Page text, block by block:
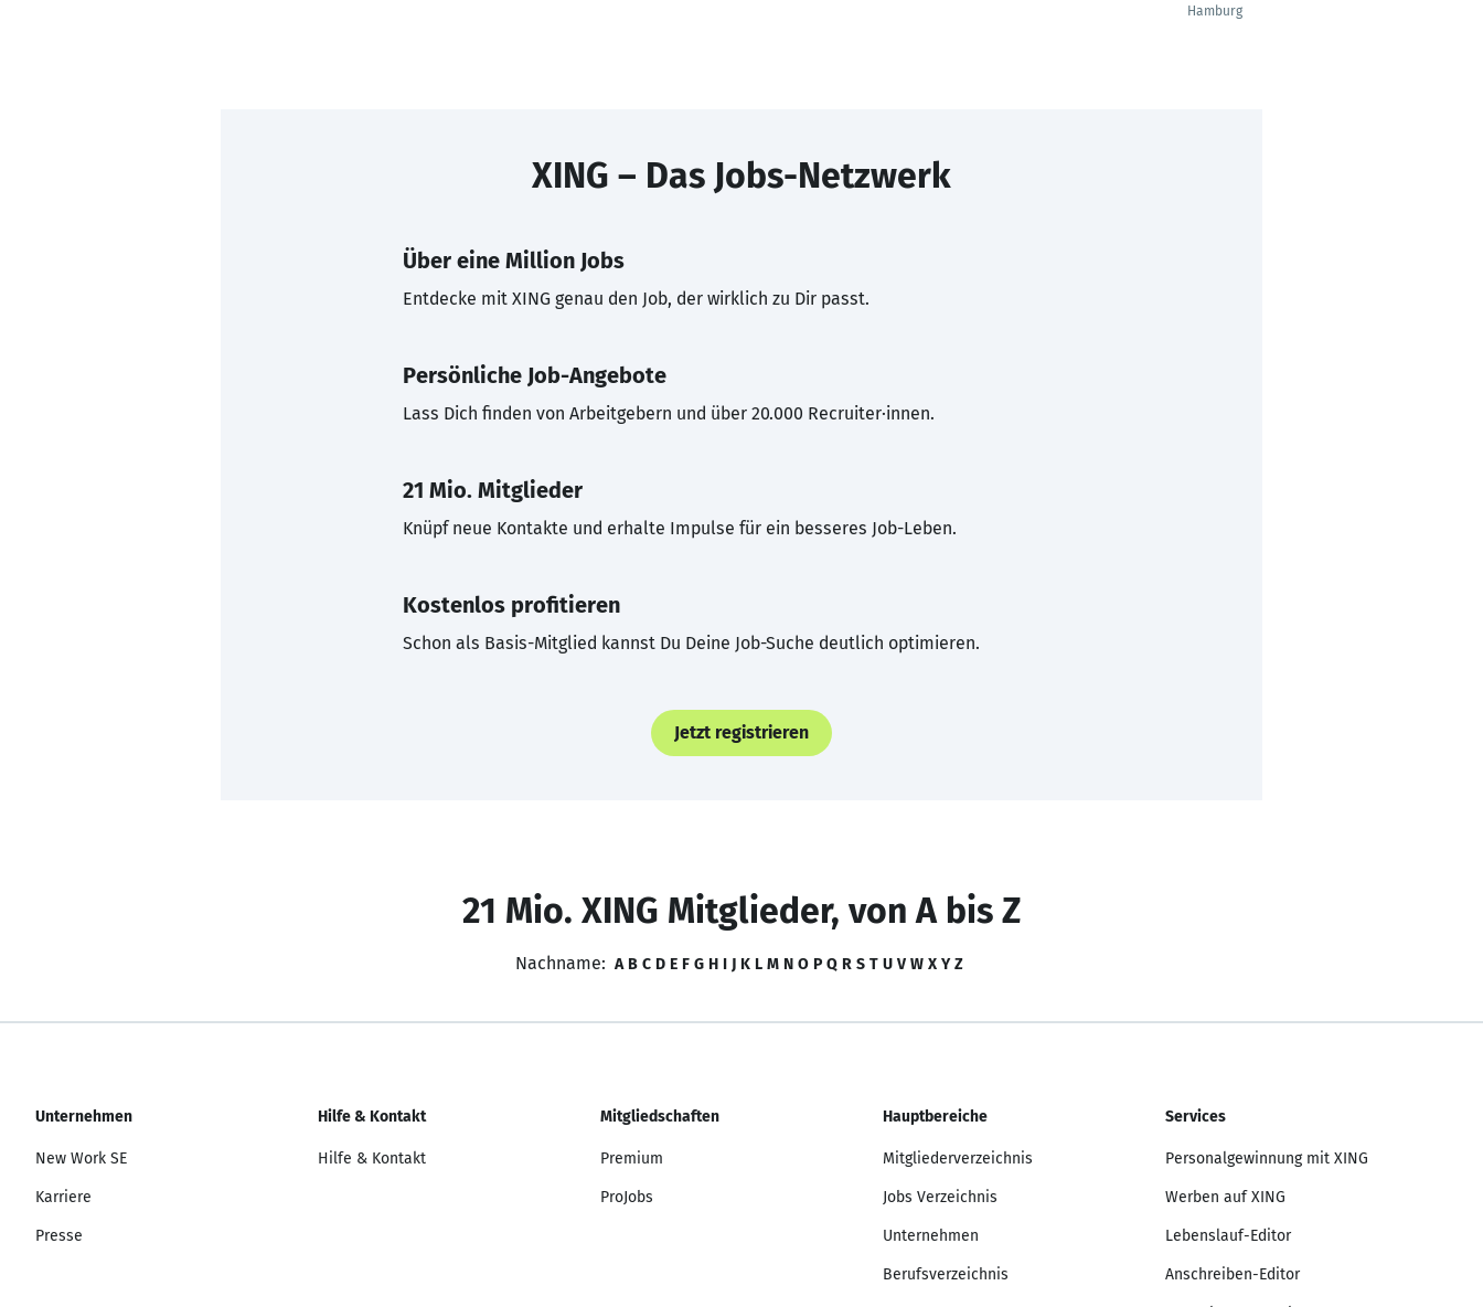
Hamburg
XING – Das Jobs-Netzwerk
Über eine Million Jobs
Entdecke mit XING genau den Job, der wirklich zu Dir passt.
Persönliche Job-Angebote
Lass Dich finden von Arbeitgebern und über 20.000 Recruiter·innen.
21 Mio. Mitglieder
Knüpf neue Kontakte und erhalte Impulse für ein besseres Job-Leben.
Kostenlos profitieren
Schon als Basis-Mitglied kannst Du Deine Job-Suche deutlich optimieren.
Jetzt registrieren
21 Mio. XING Mitglieder, von A bis Z
Nachname: A B C D E F G H I J K L M N O P Q R S T U V W X Y Z
Unternehmen
New Work SE
Karriere
Presse
Hilfe & Kontakt
Hilfe & Kontakt
Mitgliedschaften
Premium
ProJobs
Hauptbereiche
Mitgliederverzeichnis
Jobs Verzeichnis
Unternehmen
Berufsverzeichnis
Services
Personalgewinnung mit XING
Werben auf XING
Lebenslauf-Editor
Anschreiben-Editor